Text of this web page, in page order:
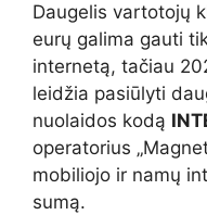
Daugelis vartotojų
eurų galima gauti
internetą, tačiau
leidžia pasiūlyti
nuolaidos kodą
operatorius
mobiliojo ir namų
sumą.